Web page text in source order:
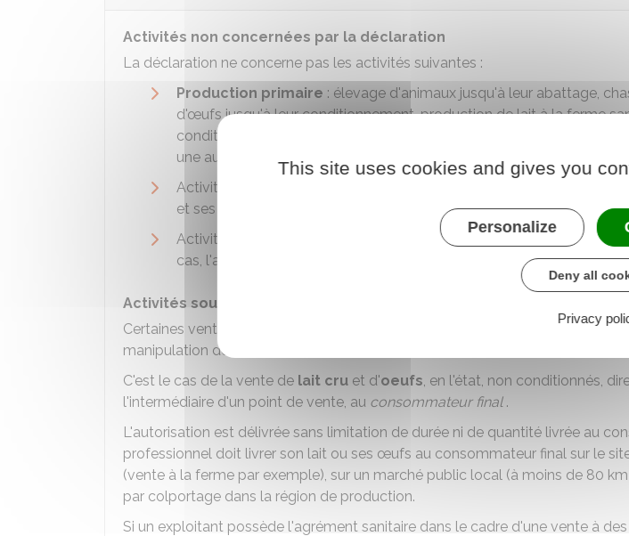
Activités non concernées par la déclaration
La déclaration ne concerne pas les activités suivantes :
Production primaire : élevage d'animaux jusqu'à leur abattage,
d'œufs jusqu'à leur conditionnement, production de lait à la ferme
conditionnement. Il faut savoir que certaines de ces activités
une autorisation.
Activités s'exerçant dans le cadre
et ses proches)
Activités nécessitant
l'agrément sanitaire
(vente entre
cas, l'agrément suffit.
Activités soumises à une autorisation spécifique (oeufs, lait)
Certaines ventes de
ne nécessitent pas d'effectuer la
manipulation de denrées animales, mais elles sont
C'est le cas de la vente de lait cru et d'oeufs, en l'état, non conditionnés,
l'intermédiaire d'un point de vente, au consommateur final.
L'autorisation est délivrée sans limitation de durée ni de quantité livrée au
professionnel doit livrer son lait ou ses œufs au consommateur final sur le
(vente à la ferme par exemple), sur un marché public local (à moins de 80
par colportage dans la région de production.
Si un exploitant possède l'agrément sanitaire dans le cadre d'une vente à
This site uses cookies and gives you
Personalize
Deny all
Privacy